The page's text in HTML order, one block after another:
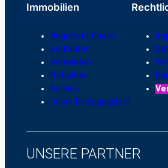
Immobilien
Angebote finden
Verkaufen
Vermieten
Ratgeber
Service
Unser Einzugsgebiet
UNSERE PARTNER